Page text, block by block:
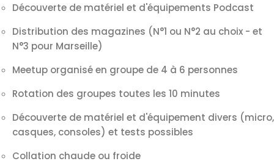
Découverte de matériel et d'équipements Podcast
Distribution des magazines (N°1 ou N°2 au choix - et
N°3 pour Marseille)
Meetup organisé en groupe de 4 à 6 personnes
Rotation des groupes toutes les 10 minutes
Découverte de matériel et d'équipement divers (micro,
casques, consoles) et tests possibles
Collation chaude ou froide